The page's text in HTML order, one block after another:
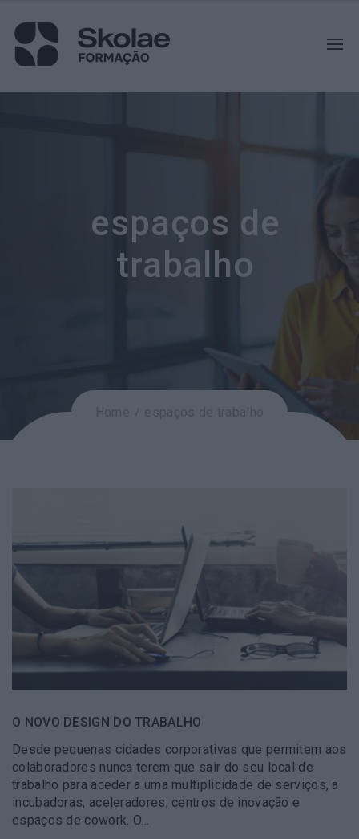
espaços de
trabalho
O NOVO DESIGN DO TRABALHO
Desde pequenas cidades corporativas que permitem aos
colaboradores nunca terem que sair do seu local de
trabalho para aceder a uma multiplicidade de serviços, a
incubadoras, aceleradores, centros de inovação e
espaços de cowork. O…